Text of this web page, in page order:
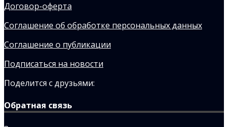
Договор-оферта
Соглашение об обработке персональных данных
Соглашение о публикации
Подписаться на новости
Поделится с друзьями:
Обратная связь